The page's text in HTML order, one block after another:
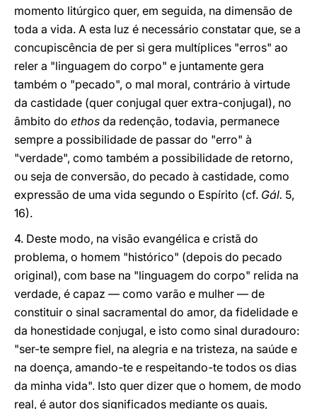
momento litúrgico quer, em seguida, na dimensão de
toda a vida. A esta luz é necessário constatar que, se a
concupiscência de per si gera multíplices "erros" ao
reler a "linguagem do corpo" e juntamente gera
também o "pecado", o mal moral, contrário à virtude
da castidade (quer conjugal quer extra-conjugal), no
âmbito do ethos da redenção, todavia, permanece
sempre a possibilidade de passar do "erro" à
"verdade", como também a possibilidade de retorno,
ou seja de conversão, do pecado à castidade, como
expressão de uma vida segundo o Espírito (cf. Gál. 5,
16).
4. Deste modo, na visão evangélica e cristã do
problema, o homem "histórico" (depois do pecado
original), com base na "linguagem do corpo" relida na
verdade, é capaz — como varão e mulher — de
constituir o sinal sacramental do amor, da fidelidade e
da honestidade conjugal, e isto como sinal duradouro:
"ser-te sempre fiel, na alegria e na tristeza, na saúde e
na doença, amando-te e respeitando-te todos os dias
da minha vida". Isto quer dizer que o homem, de modo
real, é autor dos significados mediante os quais,